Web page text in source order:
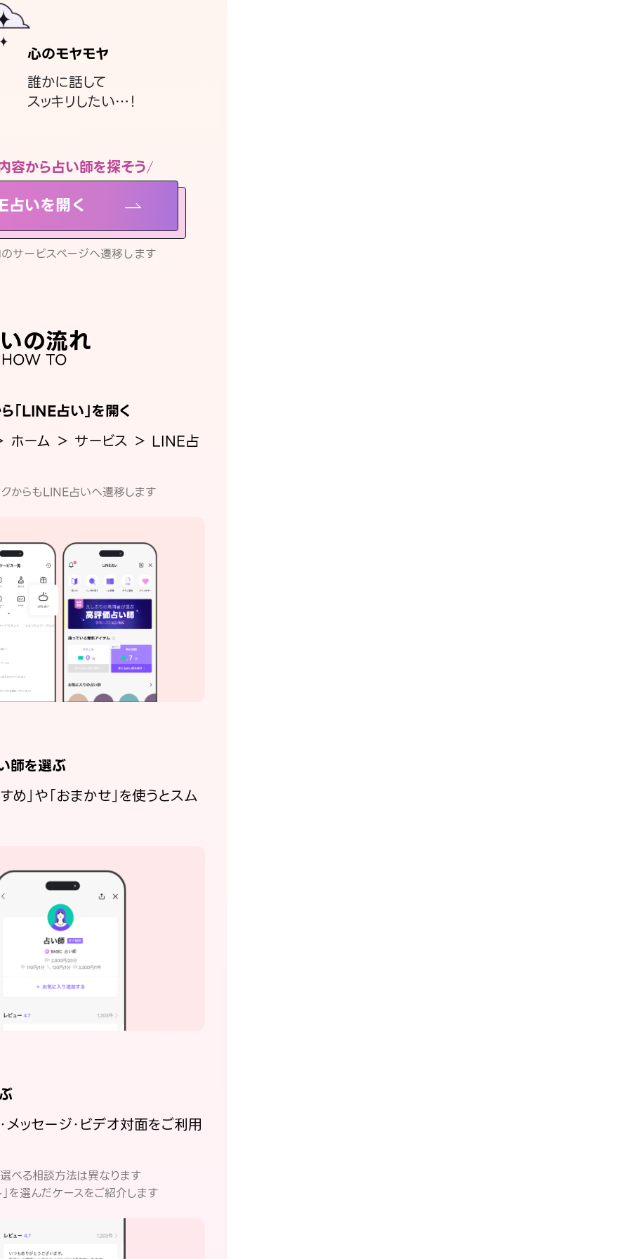
心のモヤモヤ
誰かに話して
スッキリしたい…！
容から占い師を探そう
占いを開く
サービスページへ遷移します
の流れ
HOW TO
「LINE占い」を開く
ホーム ＞ サービス ＞ LINE占
からもLINE占いへ遷移します
師を選ぶ
め」や「おまかせ」を使うとスム
メッセージ・ビデオ対面をご利用
べる相談方法は異なります
を選んだケースをご紹介します